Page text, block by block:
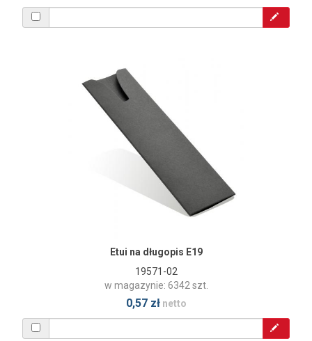
Etui na długopis E19
19571-02
w magazynie: 6342 szt.
0,57 złnetto